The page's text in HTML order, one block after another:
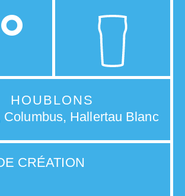
HOUBLONS
Columbus, Hallertau Blanc
CRÉATION